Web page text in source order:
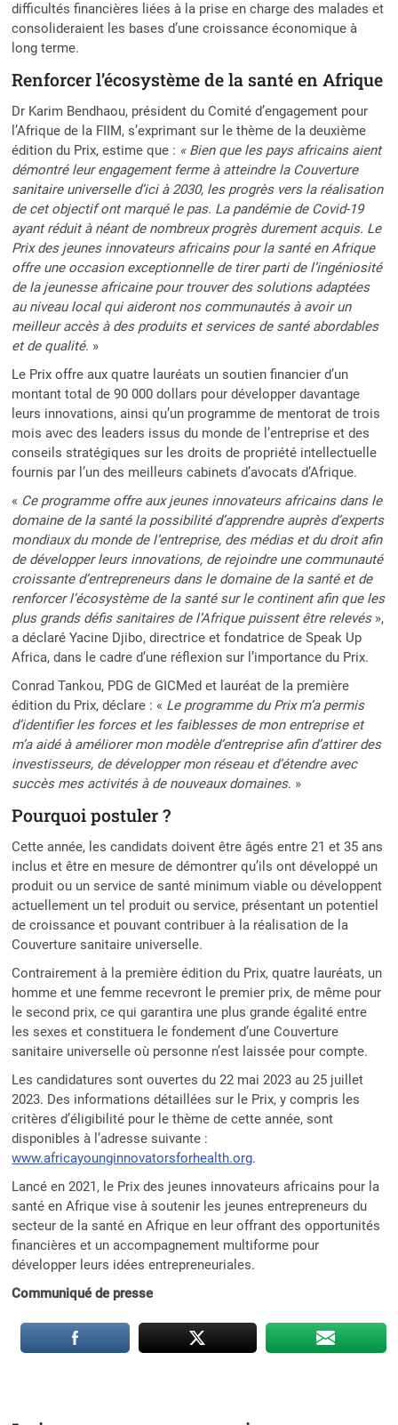
difficultés financières liées à la prise en charge des malades et
consolideraient les bases d’une croissance économique à
long terme.
Renforcer l’écosystème de la santé en Afrique
Dr Karim Bendhaou, président du Comité d’engagement pour
l’Afrique de la FIIM, s’exprimant sur le thème de la deuxième
édition du Prix, estime que : « Bien que les pays africains aient
démontré leur engagement ferme à atteindre la Couverture
sanitaire universelle d’ici à 2030, les progrès vers la réalisation
de cet objectif ont marqué le pas. La pandémie de Covid-19
ayant réduit à néant de nombreux progrès durement acquis. Le
Prix des jeunes innovateurs africains pour la santé en Afrique
offre une occasion exceptionnelle de tirer parti de l’ingéniosité
de la jeunesse africaine pour trouver des solutions adaptées
au niveau local qui aideront nos communautés à avoir un
meilleur accès à des produits et services de santé abordables
et de qualité. »
Le Prix offre aux quatre lauréats un soutien financier d’un
montant total de 90 000 dollars pour développer davantage
leurs innovations, ainsi qu’un programme de mentorat de trois
mois avec des leaders issus du monde de l’entreprise et des
conseils stratégiques sur les droits de propriété intellectuelle
fournis par l’un des meilleurs cabinets d’avocats d’Afrique.
« Ce programme offre aux jeunes innovateurs africains dans le
domaine de la santé la possibilité d’apprendre auprès d’experts
mondiaux du monde de l’entreprise, des médias et du droit afin
de développer leurs innovations, de rejoindre une communauté
croissante d’entrepreneurs dans le domaine de la santé et de
renforcer l’écosystème de la santé sur le continent afin que les
plus grands défis sanitaires de l’Afrique puissent être relevés»,
a déclaré Yacine Djibo, directrice et fondatrice de Speak Up
Africa, dans le cadre d’une réflexion sur l’importance du Prix.
Conrad Tankou, PDG de GICMed et lauréat de la première
édition du Prix, déclare : « Le programme du Prix m’a permis
d’identifier les forces et les faiblesses de mon entreprise et
m’a aidé à améliorer mon modèle d’entreprise afin d’attirer des
investisseurs, de développer mon réseau et d’étendre avec
succès mes activités à de nouveaux domaines. »
Pourquoi postuler ?
Cette année, les candidats doivent être âgés entre 21 et 35 ans
inclus et être en mesure de démontrer qu’ils ont développé un
produit ou un service de santé minimum viable ou développent
actuellement un tel produit ou service, présentant un potentiel
de croissance et pouvant contribuer à la réalisation de la
Couverture sanitaire universelle.
Contrairement à la première édition du Prix, quatre lauréats, un
homme et une femme recevront le premier prix, de même pour
le second prix, ce qui garantira une plus grande égalité entre
les sexes et constituera le fondement d’une Couverture
sanitaire universelle où personne n’est laissée pour compte.
Les candidatures sont ouvertes du 22 mai 2023 au 25 juillet
2023. Des informations détaillées sur le Prix, y compris les
critères d’éligibilité pour le thème de cette année, sont
disponibles à l’adresse suivante :
www.africayounginnovatorsforhealth.org.
Lancé en 2021, le Prix des jeunes innovateurs africains pour la
santé en Afrique vise à soutenir les jeunes entrepreneurs du
secteur de la santé en Afrique en leur offrant des opportunités
financières et un accompagnement multiforme pour
développer leurs idées entrepreneuriales.
Communiqué de presse